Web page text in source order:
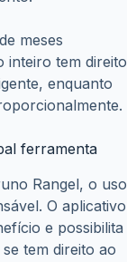
meses
inteiro tem direito
enquanto
ferramenta
Rangel, o uso
O aplicativo
e possibilita
tem direito ao